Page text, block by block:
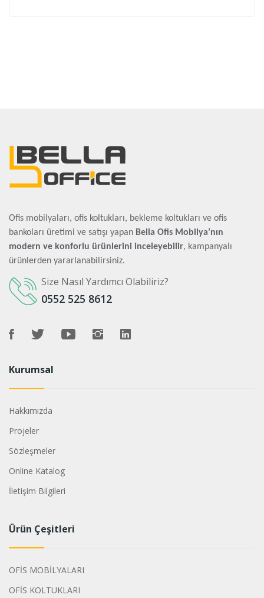
Ofis mobilyaları, ofis koltukları, bekleme koltukları ve ofis
bankoları üretimi ve satışı yapan Bella Ofis Mobilya’nın
modern ve konforlu ürünlerini inceleyebilir, kampanyalı
ürünlerden yararlanabilirsiniz.
Size Nasıl Yardımcı Olabiliriz?
0552 525 8612
Kurumsal
Hakkımızda
Projeler
Sözleşmeler
Online Katalog
İletişim Bilgileri
Ürün Çeşitleri
OFİS MOBİLYALARI
OFİS KOLTUKLARI